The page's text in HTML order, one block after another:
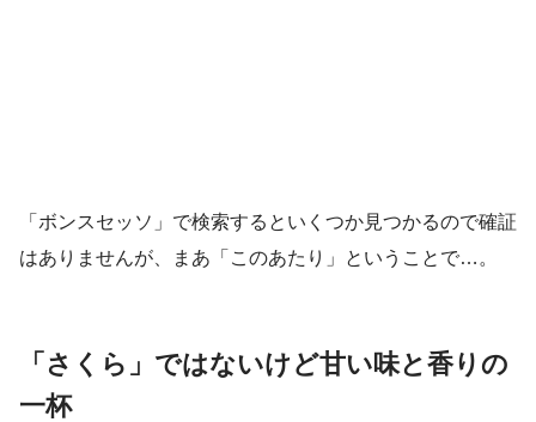
「ボンスセッソ」で検索するといくつか見つかるので確証
はありませんが、まあ「このあたり」ということで…。
「さくら」ではないけど甘い味と香りの
一杯